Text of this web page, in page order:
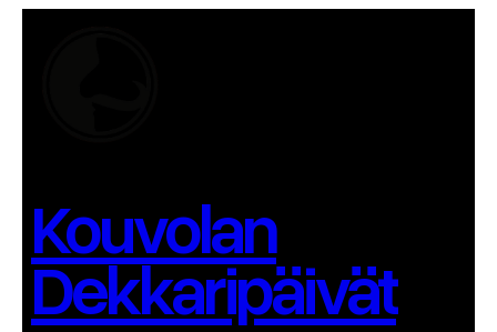
Kouvolan
Dekkaripäivät